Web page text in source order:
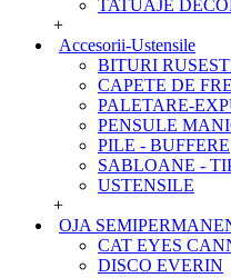
TATUAJE
+
Accesorii-Ustensile
BITURI
CAPETE DE
PALETARE-
PENSULE
PILE - BUFFERE
SABLOANE -
USTENSILE
+
OJA
CAT EYES
DISCO EVERIN